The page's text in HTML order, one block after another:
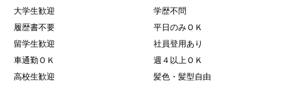
大学生歓迎
学歴不問
履歴書不要
平日のみＯＫ
留学生歓迎
社員登用あり
車通勤ＯＫ
週４以上ＯＫ
高校生歓迎
髪色・髪型自由